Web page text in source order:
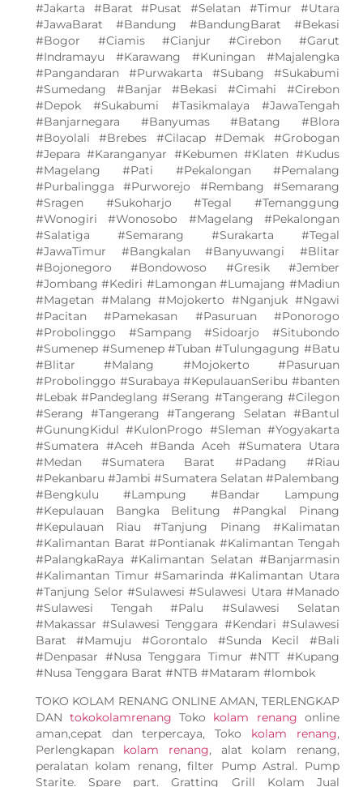
#Jakarta #Barat #Pusat #Selatan #Timur #Utara
#JawaBarat #Bandung #BandungBarat #Bekasi
#Bogor #Ciamis #Cianjur #Cirebon #Garut
#Indramayu #Karawang #Kuningan #Majalengka
#Pangandaran #Purwakarta #Subang #Sukabumi
#Sumedang #Banjar #Bekasi #Cimahi #Cirebon
#Depok #Sukabumi #Tasikmalaya #JawaTengah
#Banjarnegara #Banyumas #Batang #Blora
#Boyolali #Brebes #Cilacap #Demak #Grobogan
#Jepara #Karanganyar #Kebumen #Klaten #Kudus
#Magelang #Pati #Pekalongan #Pemalang
#Purbalingga #Purworejo #Rembang #Semarang
#Sragen #Sukoharjo #Tegal #Temanggung
#Wonogiri #Wonosobo #Magelang #Pekalongan
#Salatiga #Semarang #Surakarta #Tegal
#JawaTimur #Bangkalan #Banyuwangi #Blitar
#Bojonegoro #Bondowoso #Gresik #Jember
#Jombang #Kediri #Lamongan #Lumajang #Madiun
#Magetan #Malang #Mojokerto #Nganjuk #Ngawi
#Pacitan #Pamekasan #Pasuruan #Ponorogo
#Probolinggo #Sampang #Sidoarjo #Situbondo
#Sumenep #Sumenep #Tuban #Tulungagung #Batu
#Blitar #Malang #Mojokerto #Pasuruan
#Probolinggo #Surabaya #KepulauanSeribu #banten
#Lebak #Pandeglang #Serang #Tangerang #Cilegon
#Serang #Tangerang #Tangerang Selatan #Bantul
#GunungKidul #KulonProgo #Sleman #Yogyakarta
#Sumatera #Aceh #Banda Aceh #Sumatera Utara
#Medan #Sumatera Barat #Padang #Riau
#Pekanbaru #Jambi #Sumatera Selatan #Palembang
#Bengkulu #Lampung #Bandar Lampung
#Kepulauan Bangka Belitung #Pangkal Pinang
#Kepulauan Riau #Tanjung Pinang #Kalimatan
#Kalimantan Barat #Pontianak #Kalimantan Tengah
#PalangkaRaya #Kalimantan Selatan #Banjarmasin
#Kalimantan Timur #Samarinda #Kalimantan Utara
#Tanjung Selor #Sulawesi #Sulawesi Utara #Manado
#Sulawesi Tengah #Palu #Sulawesi Selatan
#Makassar #Sulawesi Tenggara #Kendari #Sulawesi
Barat #Mamuju #Gorontalo #Sunda Kecil #Bali
#Denpasar #Nusa Tenggara Timur #NTT #Kupang
#Nusa Tenggara Barat #NTB #Mataram #lombok
TOKO KOLAM RENANG ONLINE AMAN, TERLENGKAP
DANtokokolamrenang Toko kolam renang online
aman,cepat dan terpercaya, Toko kolam renang,
Perlengkapan kolam renang, alat kolam renang,
peralatan kolam renang, filter Pump Astral. Pump
Starite. Spare part. Gratting Grill Kolam Jual